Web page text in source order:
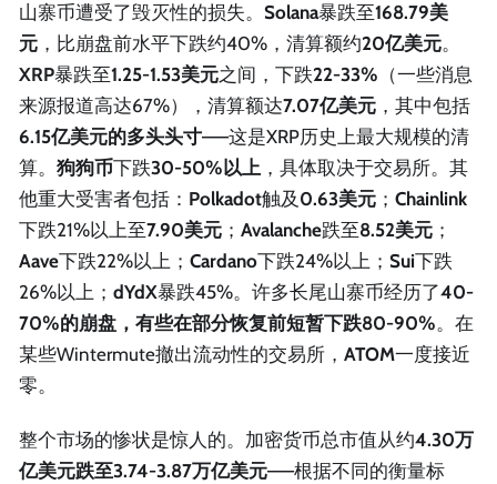
山寨币遭受了毁灭性的损失。 Solana暴跌至168.79美
元 ，比崩盘前水平下跌约40%，清算额约20亿美元。
XRP暴跌至1.25-1.53美元之间，下跌22-33% （一些消息
来源报道高达67%），清算额达7.07亿美元 ，其中包括
6.15亿美元的多头头寸——这是XRP历史上最大规模的清
算。 狗狗币下跌30-50%以上 ，具体取决于交易所。其
他重大受害者包括： Polkadot触及 0.63美元 ； Chainlink
下跌21%以上至7.90美元 ； Avalanche跌至8.52美元 ；
Aave下跌22%以上； Cardano下跌24%以上； Sui下跌
26%以上； dYdX暴跌45%。许多长尾山寨币经历了40-
70%的崩盘，有些在部分恢复前短暂下跌80-90%。在
某些Wintermute撤出流动性的交易所， ATOM一度接近
零。
整个市场的惨状是惊人的。加密货币总市值从约4.30万
亿美元跌至3.74-3.87万亿美元——根据不同的衡量标